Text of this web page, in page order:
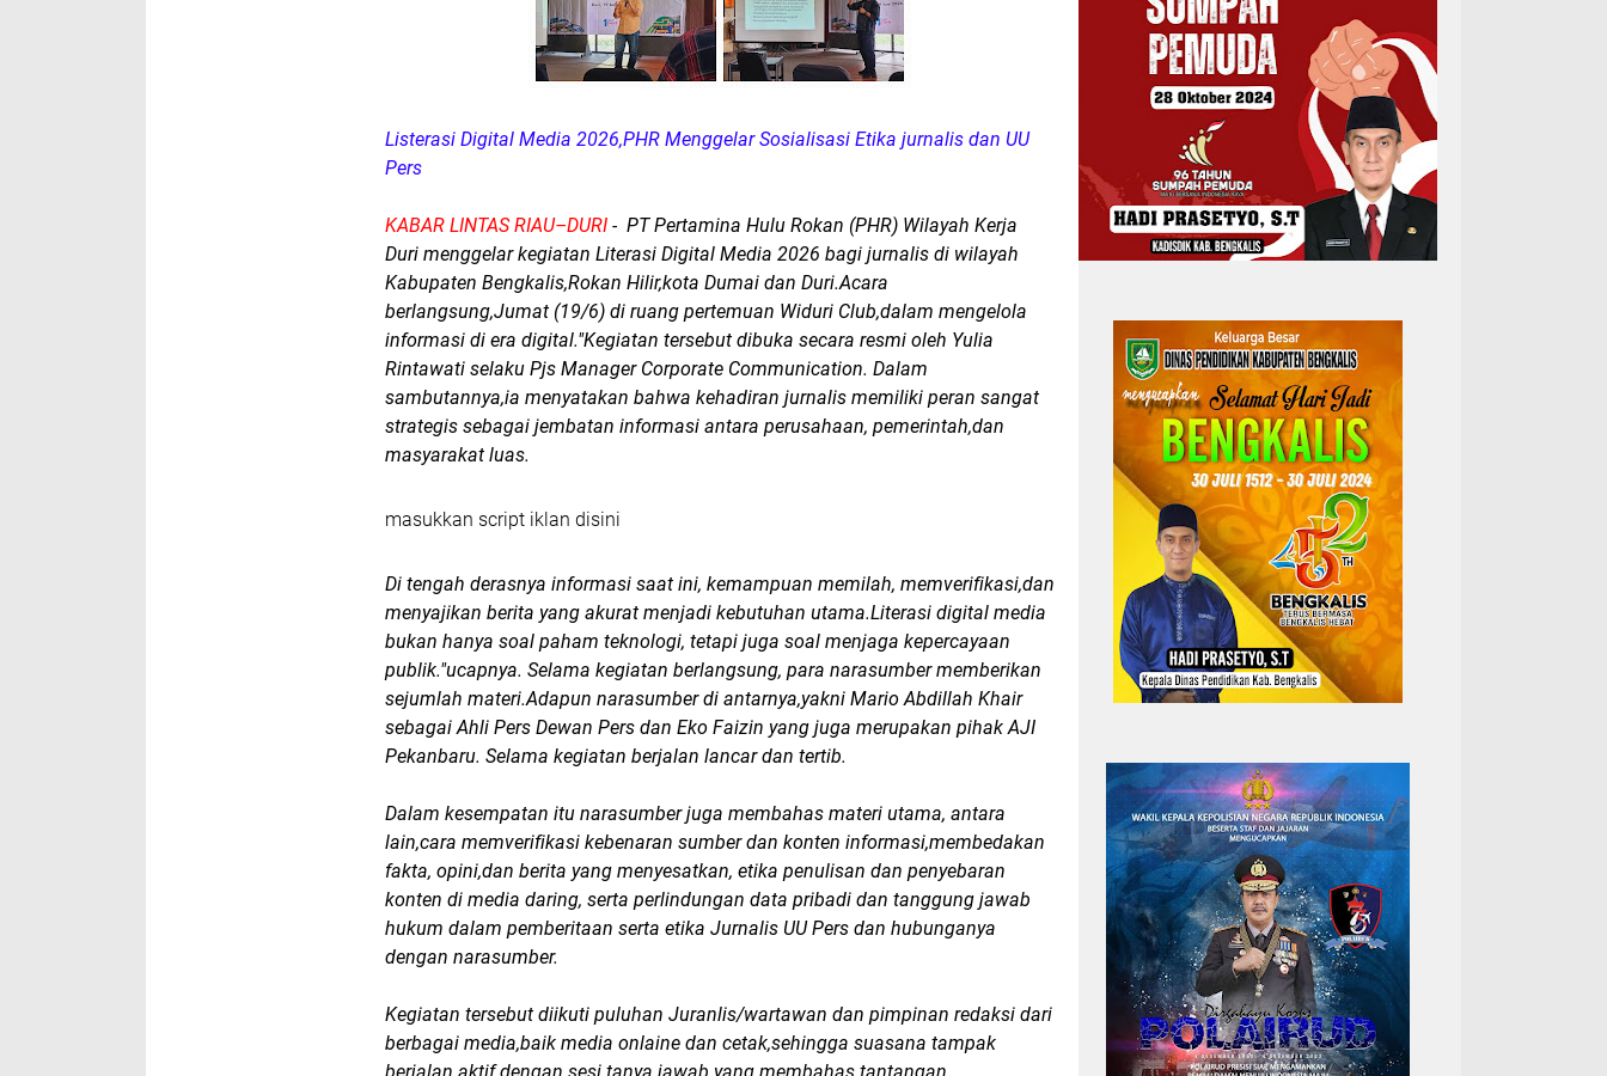
Listerasi Digital Media 2026,PHR Menggelar Sosialisasi Etika jurnalis dan UU
Pers
KABAR LINTAS RIAU–DURI - PT Pertamina Hulu Rokan (PHR) Wilayah Kerja
Duri menggelar kegiatan Literasi Digital Media 2026 bagi jurnalis di wilayah
Kabupaten Bengkalis,Rokan Hilir,kota Dumai dan Duri.Acara
berlangsung,Jumat (19/6) di ruang pertemuan Widuri Club,dalam mengelola
informasi di era digital."Kegiatan tersebut dibuka secara resmi oleh Yulia
Rintawati selaku Pjs Manager Corporate Communication. Dalam
sambutannya,ia menyatakan bahwa kehadiran jurnalis memiliki peran sangat
strategis sebagai jembatan informasi antara perusahaan, pemerintah,dan
masyarakat luas.
masukkan script iklan disini
Di tengah derasnya informasi saat ini, kemampuan memilah, memverifikasi,dan
menyajikan berita yang akurat menjadi kebutuhan utama.Literasi digital media
bukan hanya soal paham teknologi, tetapi juga soal menjaga kepercayaan
publik."ucapnya. Selama kegiatan berlangsung, para narasumber memberikan
sejumlah materi.Adapun narasumber di antarnya,yakni Mario Abdillah Khair
sebagai Ahli Pers Dewan Pers dan Eko Faizin yang juga merupakan pihak AJI
Pekanbaru. Selama kegiatan berjalan lancar dan tertib.
Dalam kesempatan itu narasumber juga membahas materi utama, antara
lain,cara memverifikasi kebenaran sumber dan konten informasi,membedakan
fakta, opini,dan berita yang menyesatkan, etika penulisan dan penyebaran
konten di media daring, serta perlindungan data pribadi dan tanggung jawab
hukum dalam pemberitaan serta etika Jurnalis UU Pers dan hubunganya
dengan narasumber.
Kegiatan tersebut diikuti puluhan Juranlis/wartawan dan pimpinan redaksi dari
berbagai media,baik media onlaine dan cetak,sehingga suasana tampak